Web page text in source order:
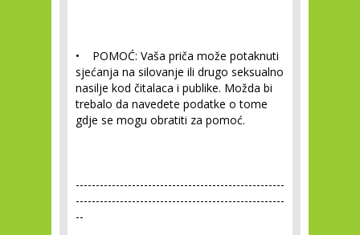
• POMOĆ: Vaša priča može potaknuti
sjećanja na silovanje ili drugo seksualno
nasilje kod čitalaca i publike. Možda bi
trebalo da navedete podatke o tome
gdje se mogu obratiti za pomoć.
----------------------------------------------------
----------------------------------------------------
--